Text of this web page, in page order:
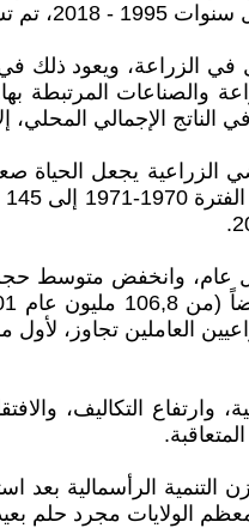
الإجمالي
العاملين تجاوز، لأول
وارتفاع التكاليف،
الرأسمالية بعد
الولايات مجرد حلم